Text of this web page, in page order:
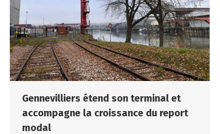
Gennevilliers étend son terminal et
accompagne la croissance du report
modal